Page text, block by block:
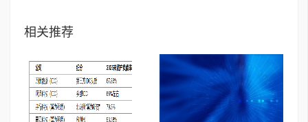
相关推荐